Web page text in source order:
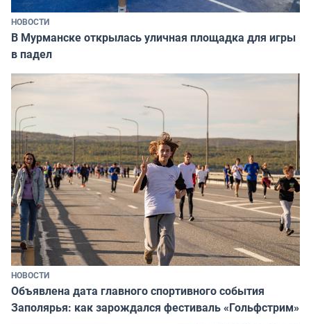
НОВОСТИ
В Мурманске открылась уличная площадка для игры
в падел
НОВОСТИ
Объявлена дата главного спортивного события
Заполярья: как зарождался фестиваль «Гольфстрим»